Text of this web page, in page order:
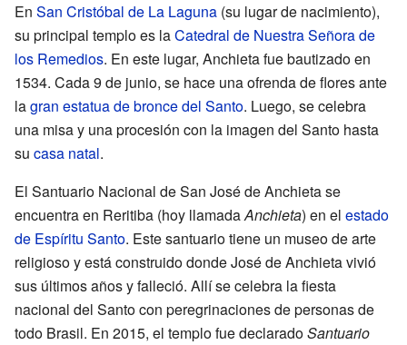
En San Cristóbal de La Laguna (su lugar de nacimiento),
su principal templo es laCatedral de Nuestra Señora de
los Remedios. En este lugar, Anchieta fue bautizado en
1534. Cada 9 de junio, se hace una ofrenda de flores ante
lagran estatua de bronce del Santo. Luego, se celebra
una misa y una procesión con la imagen del Santo hasta
su casa natal.
El Santuario Nacional de San José de Anchieta se
encuentra en Reritiba (hoy llamadaAnchieta) en el estado
de Espíritu Santo. Este santuario tiene un museo de arte
religioso y está construido donde José de Anchieta vivió
sus últimos años y falleció. Allí se celebra la fiesta
nacional del Santo con peregrinaciones de personas de
todo Brasil. En 2015, el templo fue declaradoSantuario